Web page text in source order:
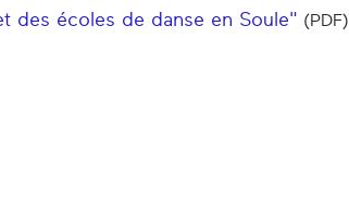
des écoles de danse en Soule" (PDF)